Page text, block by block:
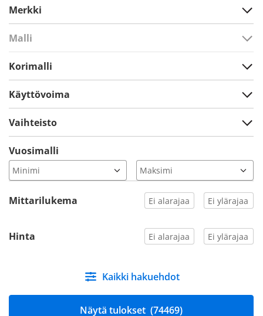
Merkki
Malli
Korimalli
Käyttövoima
Vaihteisto
Vuosimalli
Mittarilukema
Hinta
Kaikki hakuehdot
Näytä tulokset (74469)